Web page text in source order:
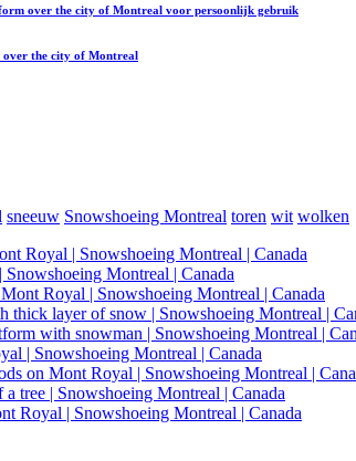
over the city of Montreal voor persoonlijk gebruik
over the city of Montreal
sneeuw Snowshoeing Montreal toren wit wolken